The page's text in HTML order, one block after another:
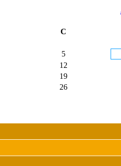
С
5
12
19
26